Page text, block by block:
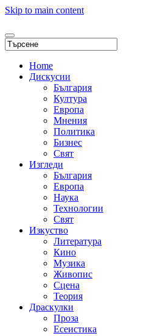
Skip to main content
Home
Дискусии
България
Култура
Европа
Мнения
Политика
Бизнес
Свят
Изгледи
България
Европа
Наука
Технологии
Свят
Изкуство
Литература
Кино
Музика
Живопис
Сцена
Теория
Драскулки
Проза
Есеистика